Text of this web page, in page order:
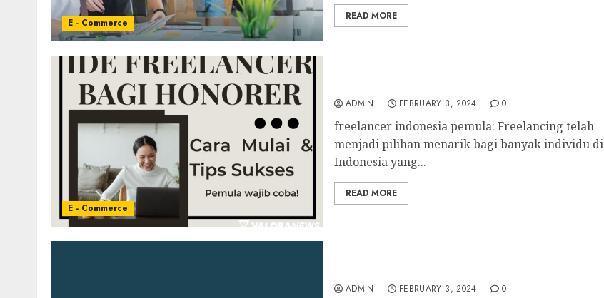
E - Commerce
READ MORE
E - Commerce
ADMIN FEBRUARY 3, 2024 0
freelancer indonesia pemula: Freelancing telah
menjadi pilihan menarik bagi banyak individu di
Indonesia yang...
READ MORE
ADMIN FEBRUARY 3, 2024 0